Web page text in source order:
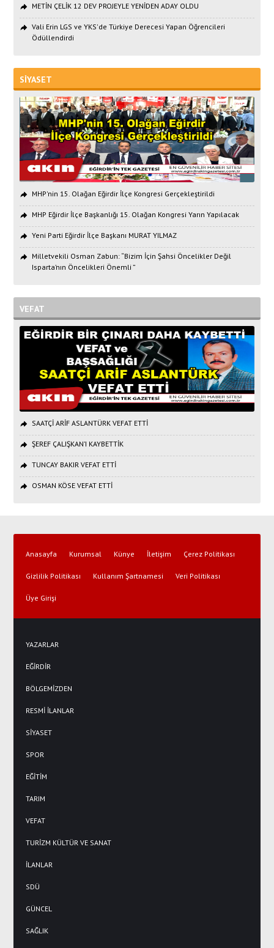
METİN ÇELİK 12 DEV PROJEYLE YENİDEN ADAY OLDU
Vali Erin LGS ve YKS'de Türkiye Derecesi Yapan Öğrencileri
Ödüllendirdi
SİYASET
MHP'nin 15. Olağan Eğirdir İlçe Kongresi Gerçekleştirildi
MHP Eğirdir İlçe Başkanlığı 15. Olağan Kongresi Yarın Yapılacak
Yeni Parti Eğirdir İlçe Başkanı MURAT YILMAZ
Milletvekili Osman Zabun: “Bizim İçin Şahsi Öncelikler Değil
Isparta’nın Öncelikleri Önemli ”
VEFAT
SAATÇİ ARİF ASLANTÜRK VEFAT ETTİ
ŞEREF ÇALIŞKAN’I KAYBETTİK
TUNCAY BAKIR VEFAT ETTİ
OSMAN KÖSE VEFAT ETTİ
Anasayfa Kurumsal Künye İletişim Çerez Politikası
Gizlilik Politikası Kullanım Şartnamesi Veri Politikası
Üye Girişi
YAZARLAR
EĞİRDİR
BÖLGEMİZDEN
RESMİ İLANLAR
SİYASET
SPOR
EĞİTİM
TARIM
VEFAT
TURİZM KÜLTÜR VE SANAT
İLANLAR
SDÜ
GÜNCEL
SAĞLIK